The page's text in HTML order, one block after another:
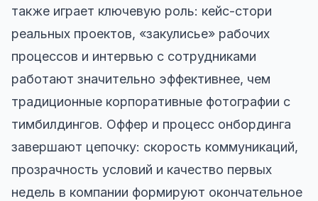
также играет ключевую роль: кейс-стори
реальных проектов, «закулисье» рабочих
процессов и интервью с сотрудниками
работают значительно эффективнее, чем
традиционные корпоративные фотографии с
тимбилдингов. Оффер и процесс онбординга
завершают цепочку: скорость коммуникаций,
прозрачность условий и качество первых
недель в компании формируют окончательное